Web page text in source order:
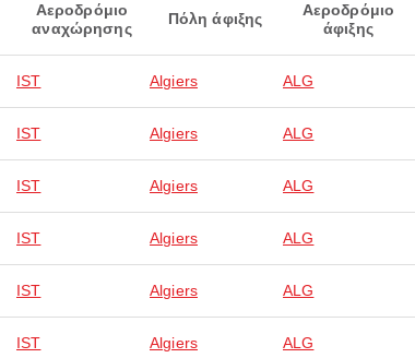
Αεροδρόμιο
αναχώρησης
Πόλη άφιξης
Αεροδρόμιο
άφιξης
IST Algiers ALG
IST Algiers ALG
IST Algiers ALG
IST Algiers ALG
IST Algiers ALG
IST Algiers ALG